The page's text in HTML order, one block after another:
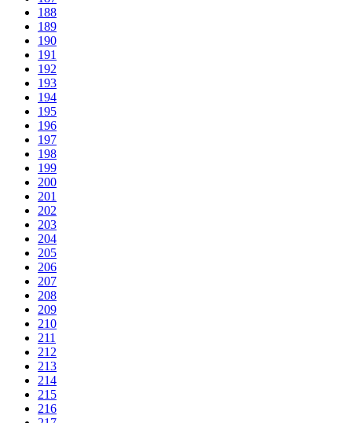
188
189
190
191
192
193
194
195
196
197
198
199
200
201
202
203
204
205
206
207
208
209
210
211
212
213
214
215
216